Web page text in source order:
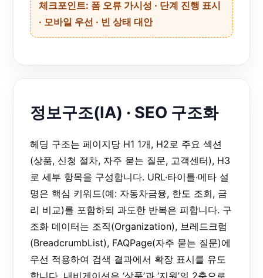
체크포인트: 폼 오류 가시성 · 단계 진행 표시
· 모바일 우선 · 빈 상태 대안
정보구조(IA) · SEO 구조화
헤딩 구조는 페이지당 H1 1개, H2로 주요 섹션
(상품, 신청 절차, 자주 묻는 질문, 고객센터), H3
로 세부 항목을 구성합니다. URL·타이틀·메타 설
명은 핵심 키워드(예: 자동차금융, 한도 조회, 금
리 비교)를 포함하되 과도한 반복은 피합니다. 구
조화 데이터는 조직(Organization), 브레드크럼
(BreadcrumbList), FAQPage(자주 묻는 질문)에
우선 적용하여 검색 결과에서 확장 표시를 유도